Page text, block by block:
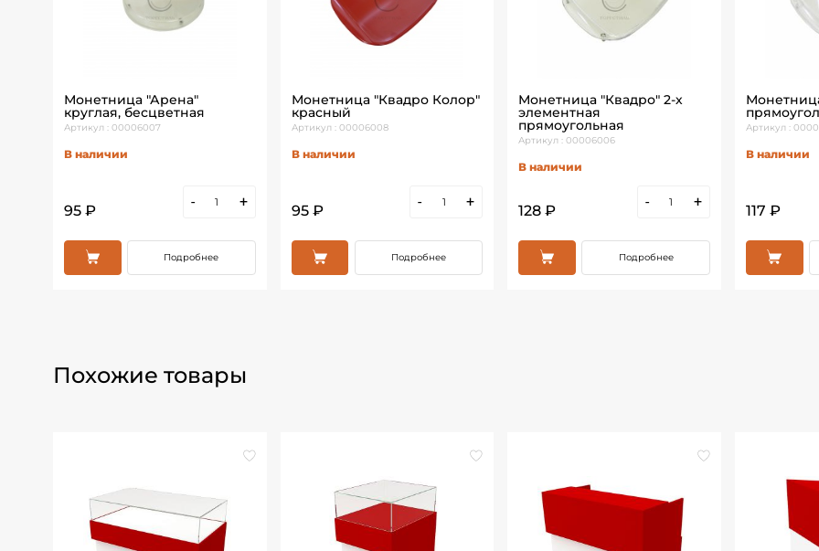
Монетница "Арена"
круглая, бесцветная
Артикул : 00006007
В наличии
95 ₽
- +
Подробнее
Монетница "Квадро Колор"
красный
Артикул : 00006008
В наличии
95 ₽
- +
Подробнее
Монетница "Квадро" 2-х
элементная
прямоугольная
Артикул : 00006006
В наличии
128 ₽
- +
Подробнее
Артикул :
В наличии
117 ₽
Похожие товары